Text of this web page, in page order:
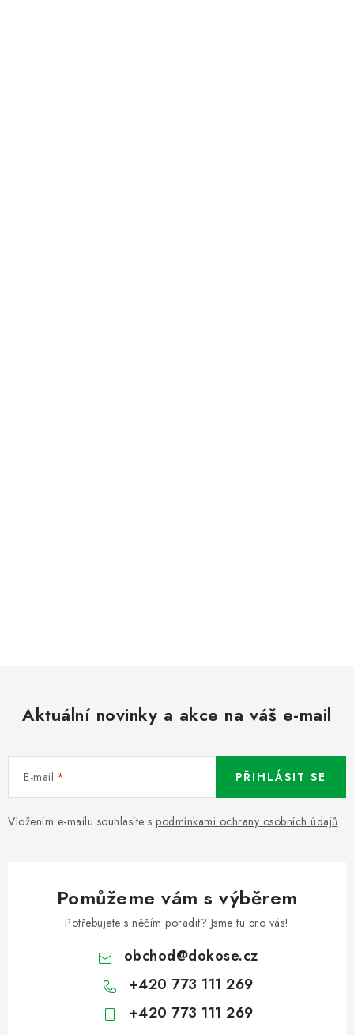
Aktuální novinky a akce na váš e-mail
E-mail
Vložením e-mailu souhlasíte s podmínkami ochrany osobních údajů
PŘIHLÁSIT SE
Pomůžeme vám s výběrem
Potřebujete s něčím poradit? Jsme tu pro vás!
obchod@dokose.cz
+420 773 111 269
+420 773 111 269